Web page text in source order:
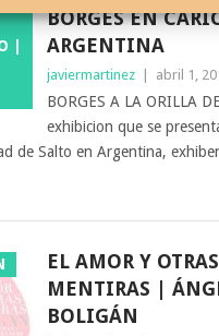
|
BORGES EN
ARGENTINA
javiermartinez abril 1,
BORGES A LA ORILLA
exhibicion que se
de Salto en Argentina,
EL AMOR Y OTRAS
MENTIRAS |
BOLIGÁN